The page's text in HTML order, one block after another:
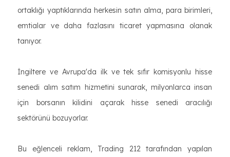
ortaklığı yaptıklarında herkesin satın alma, para birimleri,
emtialar ve daha fazlasını ticaret yapmasına olanak
tanıyor.
İngiltere ve Avrupa'da ilk ve tek sıfır komisyonlu hisse
senedi alım satım hizmetini sunarak, milyonlarca insan
için borsanın kilidini açarak hisse senedi aracılığı
sektörünü bozuyorlar.
Bu eğlenceli reklam, Trading 212 tarafından yapılan